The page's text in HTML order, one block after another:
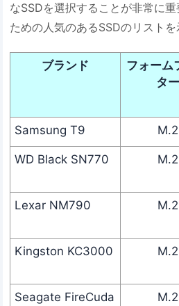
なSSDを選択することが非常に
ための人気のあるSSDのリストを
ブランド
フォーム
ター
Samsung T9 M.2
WD Black SN770 M.2
Lexar NM790 M.2
Kingston KC3000 M.2
Seagate FireCuda
M.2